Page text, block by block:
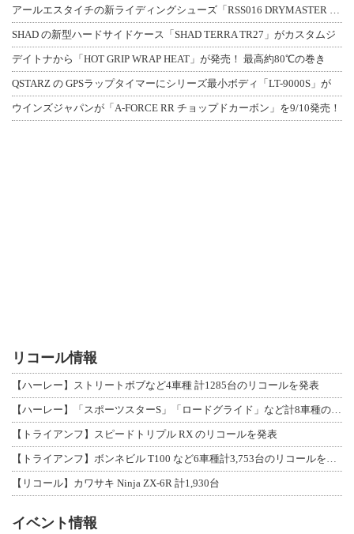
アールエスタイチの新ライディングシューズ「RSS016 DRYMASTER スト
SHAD の新型ハードサイドケース「SHAD TERRA TR27」がカスタムジ
デイトナから「HOT GRIP WRAP HEAT」が発売！ 最高約80℃の巻き
QSTARZ の GPSラップタイマーにシリーズ最小ボディ「LT-9000S」が
ウインズジャパンが「A-FORCE RR チョップドカーボン」を9/10発売！
リコール情報
【ハーレー】ストリートボブなど4車種 計1285台のリコールを発表
【ハーレー】「スポーツスターS」「ロードグライド」など計8車種のリコールを発表
【トライアンフ】スピードトリプル RX のリコールを発表
【トライアンフ】ボンネビル T100 など6車種計3,753台のリコールを発表
【リコール】カワサキ Ninja ZX-6R 計1,930台
イベント情報